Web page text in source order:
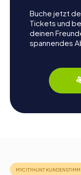
Buche jetzt
Tickets und
deinen
spannendes